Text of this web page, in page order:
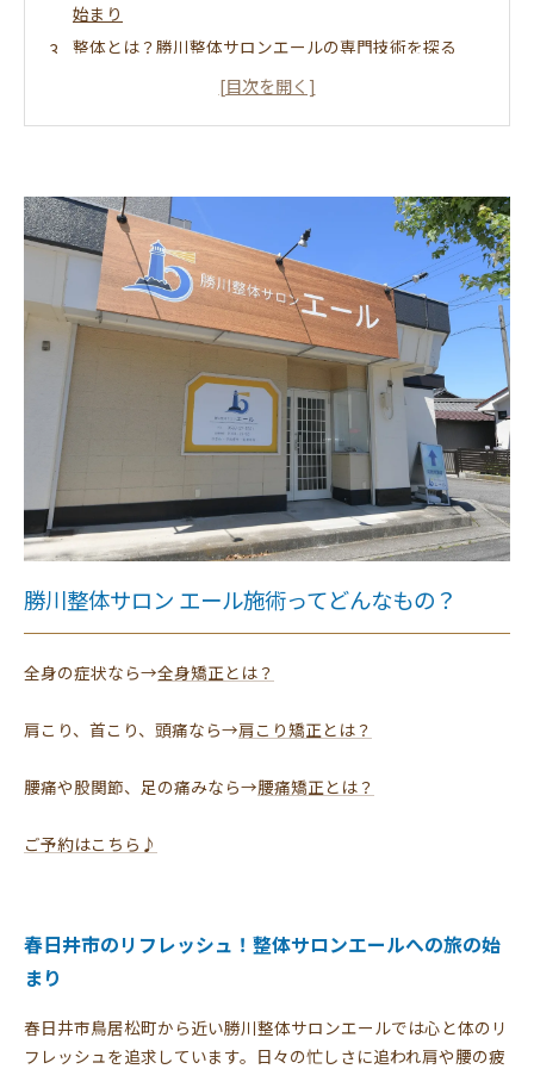
始まり
整体とは？勝川整体サロンエールの専門技術を探る
忙しい日常からの解放、肩や腰の疲れを徹底解消
春日井市鳥居松町で心身を整え、輝く毎日を手に入れ
よう
勝川整体サロン エール施術ってどんなもの？
勝川整体サロン エール施術ってどんなもの？
全身の症状なら→全身矯正とは？
肩こり、首こり、頭痛なら→肩こり矯正とは？
腰痛や股関節、足の痛みなら→腰痛矯正とは？
ご予約はこちら♪
春日井市のリフレッシュ！整体サロンエールへの旅の始
まり
春日井市鳥居松町から近い勝川整体サロンエールでは心と体のリ
フレッシュを追求しています。日々の忙しさに追われ肩や腰の疲